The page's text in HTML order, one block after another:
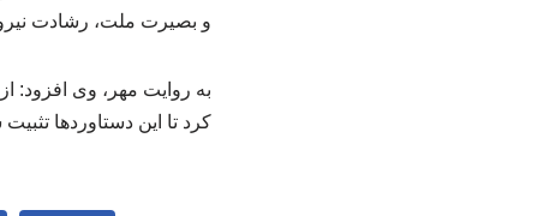
و بصیرت ملت، رشادت
به روایت مهر، وی افزود:
کرد تا این دستاوردها